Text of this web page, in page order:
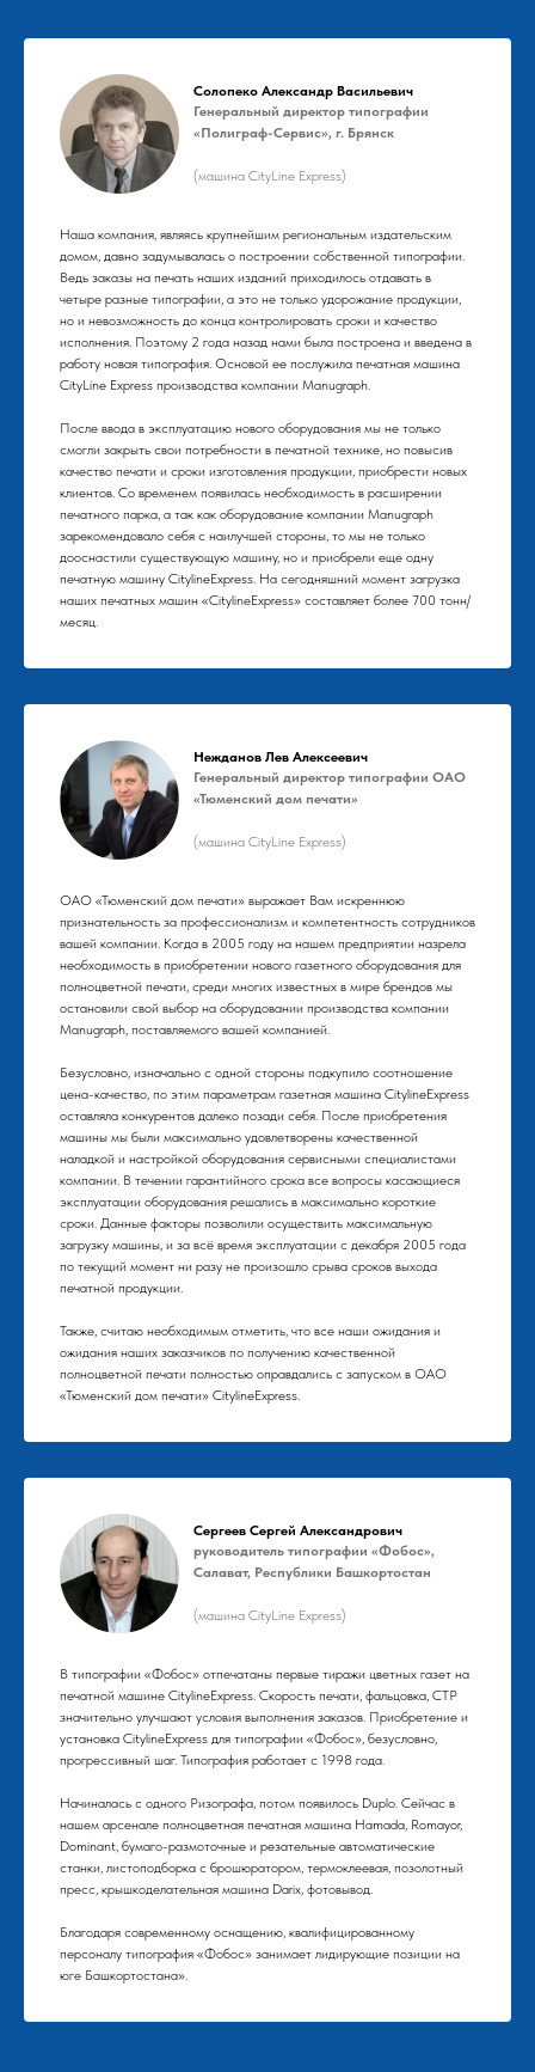
Солопеко Александр Васильевич
Генеральный директор типографии
«Полиграф-Сервис», г. Брянск
(машина CityLine Express)
Наша компания, являясь крупнейшим региональным издательским
домом, давно задумывалась о построении собственной типографии.
Ведь заказы на печать наших изданий приходилось отдавать в
четыре разные типографии, а это не только удорожание продукции,
но и невозможность до конца контролировать сроки и качество
исполнения. Поэтому 2 года назад нами была построена и введена в
работу новая типография. Основой ее послужила печатная машина
CityLine Express производства компании Manugraph.
После ввода в эксплуатацию нового оборудования мы не только
смогли закрыть свои потребности в печатной технике, но повысив
качество печати и сроки изготовления продукции, приобрести новых
клиентов. Со временем появилась необходимость в расширении
печатного парка, а так как оборудование компании Manugraph
зарекомендовало себя с наилучшей стороны, то мы не только
дооснастили существующую машину, но и приобрели еще одну
печатную машину CitylineExpress. На сегодняшний момент загрузка
наших печатных машин «CitylineExpress» составляет более 700 тонн/
месяц.
Нежданов Лев Алексеевич
Генеральный директор типографии ОАО
«Тюменский дом печати»
(машина CityLine Express)
ОАО «Тюменский дом печати» выражает Вам искреннюю
признательность за профессионализм и компетентность сотрудников
вашей компании. Когда в 2005 году на нашем предприятии назрела
необходимость в приобретении нового газетного оборудования для
полноцветной печати, среди многих известных в мире брендов мы
остановили свой выбор на оборудовании производства компании
Manugraph, поставляемого вашей компанией.
Безусловно, изначально с одной стороны подкупило соотношение
цена-качество, по этим параметрам газетная машина CitylineExpress
оставляла конкурентов далеко позади себя. После приобретения
машины мы были максимально удовлетворены качественной
наладкой и настройкой оборудования сервисными специалистами
компании. В течении гарантийного срока все вопросы касающиеся
эксплуатации оборудования решались в максимально короткие
сроки. Данные факторы позволили осуществить максимальную
загрузку машины, и за всё время эксплуатации с декабря 2005 года
по текущий момент ни разу не произошло срыва сроков выхода
печатной продукции.
Также, считаю необходимым отметить, что все наши ожидания и
ожидания наших заказчиков по получению качественной
полноцветной печати полностью оправдались с запуском в ОАО
«Тюменский дом печати» CitylineExpress.
Сергеев Сергей Александрович
руководитель типографии «Фобос»,
Салават, Республики Башкортостан
(машина CityLine Express)
В типографии «Фобос» отпечатаны первые тиражи цветных газет на
печатной машине CitylineExpress. Скорость печати, фальцовка, СТР
значительно улучшают условия выполнения заказов. Приобретение и
установка CitylineExpress для типографии «Фобос», безусловно,
прогрессивный шаг. Типография работает с 1998 года.
Начиналась с одного Ризографа, потом появилось Duplo. Сейчас в
нашем арсенале полноцветная печатная машина Hamada, Romayor,
Dominant, бумаго-размоточные и резательные автоматические
станки, листоподборка с брошюратором, термоклеевая, позолотный
пресс, крышкоделательная машина Darix, фотовывод.
Благодаря современному оснащению, квалифицированному
персоналу типография «Фобос» занимает лидирующие позиции на
юге Башкортостана».